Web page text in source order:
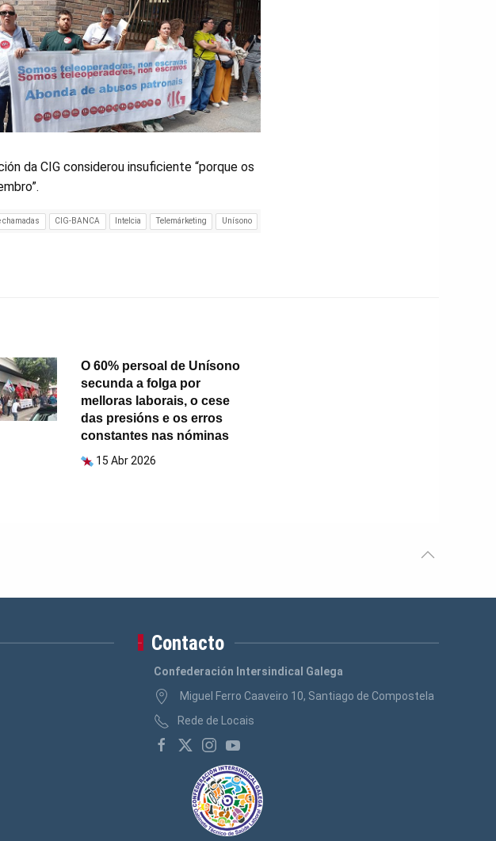
da CIG considerou insuficiente “porque os
chamadas CIG-BANCA Intelcia Telemárketing Unísono
O 60% persoal de Unísono
secunda a folga por
melloras laborais, o cese
das presións e os erros
constantes nas nóminas
15 Abr 2026
Contacto
Confederación Intersindical Galega
Miguel Ferro Caaveiro 10, Santiago de Compostela
Rede de Locais